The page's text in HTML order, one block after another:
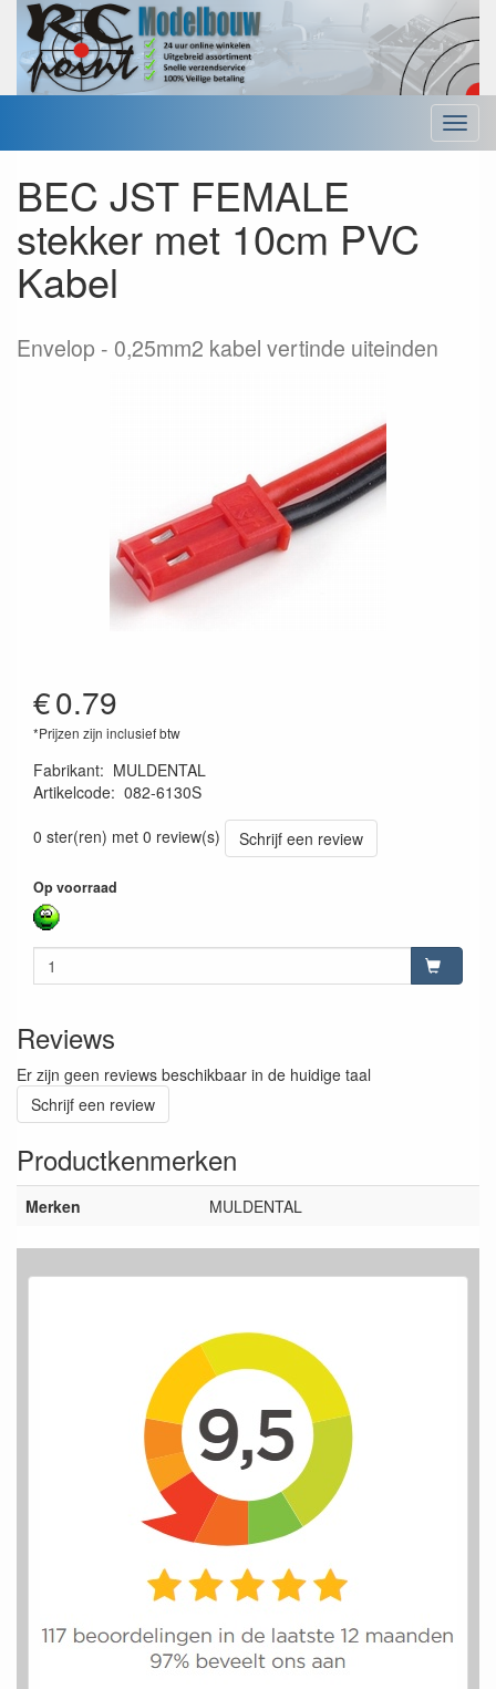
Menu
BEC JST FEMALE
stekker met 10cm PVC
Kabel
Envelop 0,25mm2 kabel vertinde uiteinden
€0.79
*Prijzen zijn inclusief btw
Fabrikant: MULDENTAL
Artikelcode: 082-6130S
0 ster(ren) met 0 review(s)
Schrijf een review
Op voorraad
Reviews
Er zijn geen reviews beschikbaar in de huidige taal
Schrijf een review
Productkenmerken
Merken MULDENTAL